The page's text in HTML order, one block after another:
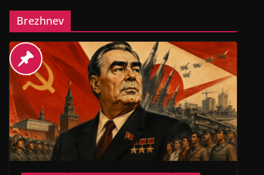
Brezhnev